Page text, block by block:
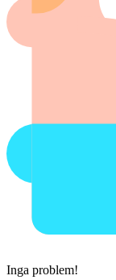
Inga problem!